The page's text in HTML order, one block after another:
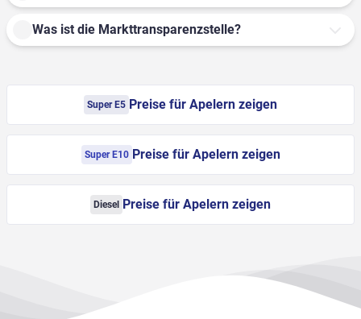
Was ist die Markttransparenzstelle?
Super E5 Preise für Apelern zeigen
Super E10 Preise für Apelern zeigen
Diesel Preise für Apelern zeigen